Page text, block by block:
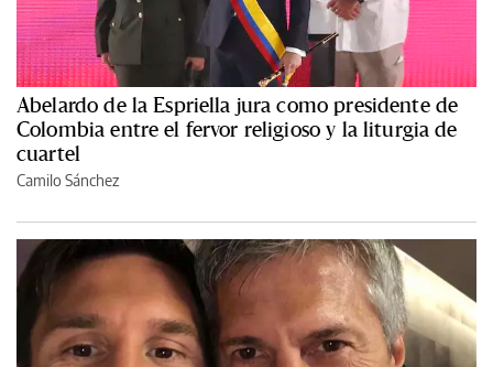
Abelardo de la Espriella jura como presidente de
Colombia entre el fervor religioso y la liturgia de
cuartel
Camilo Sánchez